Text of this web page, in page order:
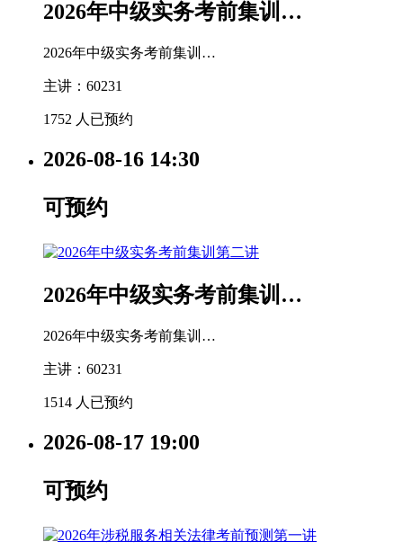
2026年中级实务考前集训…
2026年中级实务考前集训…
主讲：60231
1752 人已预约
2026-08-16 14:30
可预约
2026年中级实务考前集训…
2026年中级实务考前集训…
主讲：60231
1514 人已预约
2026-08-17 19:00
可预约